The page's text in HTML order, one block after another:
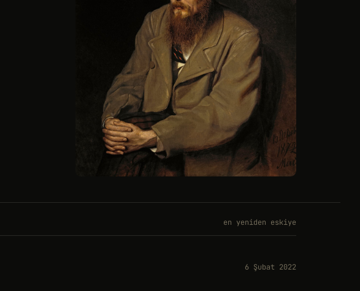
en yeniden eskiye
6 Şubat 2022